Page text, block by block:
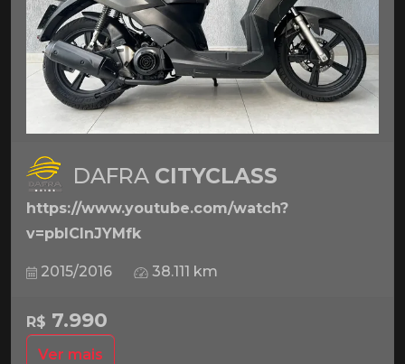
DAFRA CITYCLASS
https://www.youtube.com/watch?
v=pbICInJYMfk
2015/2016 38.111 km
R$ 7.990
Ver mais